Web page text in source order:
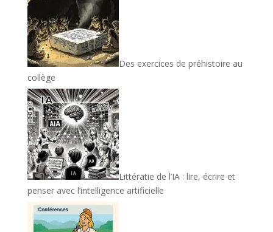
Des exercices de préhistoire au
collège
Littératie de l’IA : lire, écrire et
penser avec l’intelligence artificielle